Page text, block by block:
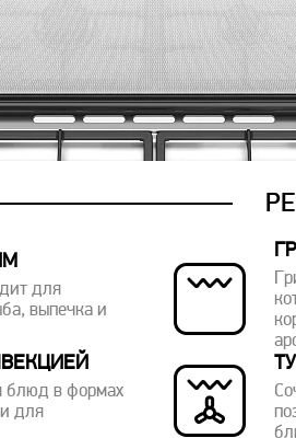
для
выпечка и
блюд в формах
для